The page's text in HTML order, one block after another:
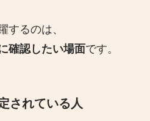
するのは、
確認したい場面です。
されている人